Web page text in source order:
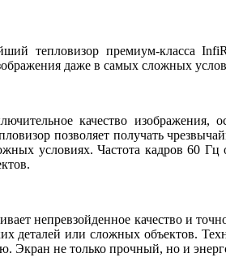
тепловизор премиум-класса
даже в самых сложных
качество
позволяет получать
условиях. Частота кадров 60 Гц
непревзойденное качество и
деталей или сложных объектов.
Экран не только прочный, но и